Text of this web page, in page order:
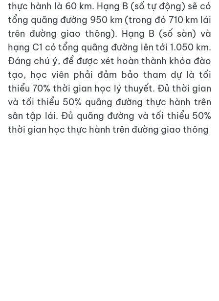
thực hành là 60 km. Hạng B (số tự động) sẽ có
tổng quãng đường 950 km (trong đó 710 km lái
trên đường giao thông). Hạng B (số sàn) và
hạng C1 có tổng quãng đường lên tới 1.050 km.
Đáng chú ý, để được xét hoàn thành khóa đào
tạo, học viên phải đảm bảo tham dự là tối
thiểu 70% thời gian học lý thuyết. Đủ thời gian
và tối thiểu 50% quãng đường thực hành trên
sân tập lái. Đủ quãng đường và tối thiểu 50%
thời gian học thực hành trên đường giao thông